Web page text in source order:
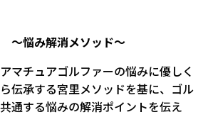
悩み解消メソッド～
マチュアゴルファーの悩みに優しく
伝承する宮里メソッドを基に、ゴル
通する悩みの解消ポイントを伝え